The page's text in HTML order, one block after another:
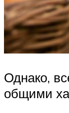
Однако,
общими